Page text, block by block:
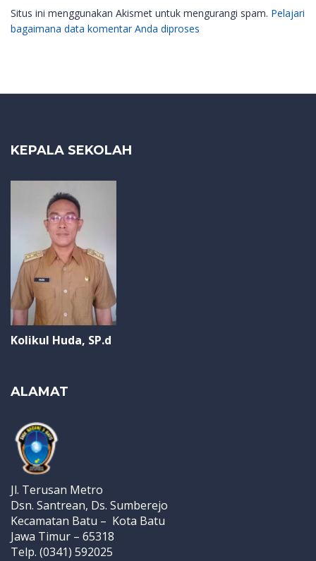
Situs ini menggunakan Akismet untuk mengurangi spam. Pelajari
bagaimana data komentar Anda diproses
KEPALA SEKOLAH
Kolikul Huda, SP.d
ALAMAT
Jl. Terusan Metro
Dsn. Santrean, Ds. Sumberejo
Kecamatan Batu – Kota Batu
Jawa Timur – 65318
Telp. (0341) 592025